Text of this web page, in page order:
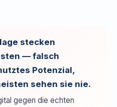
stecken
— falsch
Potenzial,
sehen sie nie.
gegen die echten